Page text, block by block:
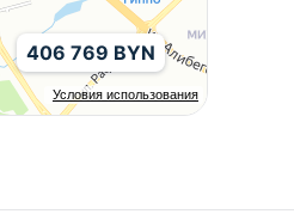
Условия использования
406 769 BYN